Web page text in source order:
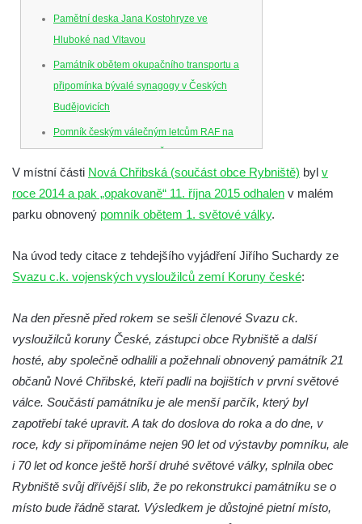
Pamětní deska Jana Kostohryze ve
Hluboké nad Vltavou
Památník obětem okupačního transportu a
připomínka bývalé synagogy v Českých
Budějovicích
Pomník českým válečným letcům RAF na
Senovážném náměstí v Českých
Budějovicích
Pamětní deska Jana Zelenky-Hajského v
Budějovické ulici na domě čp. 19 v
Kenotaf Šimona Valhy na starém hřbitově v
Kamenném Újezdě
Kenotaf Václava B. Hájka na starém
hřbitově v Kamenném Újezdě
Pomník obětem válek na Náměstí v
Kamenném Újezdě
Kenotaf Jana Mojžiše na hřbitově ve
Velešíně
Kenotaf Josefa Jílka na hřbitově ve
Velešíně
Hrob Jana Foitla na hřbitově ve Velešíně
V místní části Nová Chřibská (součást obce Rybniště) byl v
roce 2014 a pak „opakovaně“ 11. října 2015 odhalen v malém
parku obnovený pomník obětem 1. světové války.
Na úvod tedy citace z tehdejšího vyjádření Jiřího Suchardy ze
Svazu c.k. vojenských vysloužilců zemí Koruny české:
Na den přesně před rokem se sešli členové Svazu ck.
vysloužilců koruny České, zástupci obce Rybniště a další
hosté, aby společně odhalili a požehnali obnovený památník 21
občanů Nové Chřibské, kteří padli na bojištích v první světové
válce. Součástí památníku je ale menší parčík, který byl
zapotřebí také upravit. A tak do doslova do roka a do dne, v
roce, kdy si připomínáme nejen 90 let od výstavby pomníku, ale
i 70 let od konce ještě horší druhé světové války, splnila obec
Rybniště svůj dřívější slib, že po rekonstrukci památníku se o
místo bude řádně starat. Výsledkem je důstojné pietní místo,